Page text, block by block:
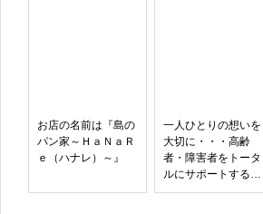
お店の名前は『島の
パン家～ＨａＮａＲ
ｅ（ハナレ）～』
一人ひとりの想いを
大切に・・・高齢
者・障害者をトータ
ルにサポートする伊
勢市小俣町の「ケア